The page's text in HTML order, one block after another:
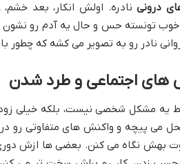
درونینادره. اولش انکار، بعد
تونسته حس و حال یه آدم رو نشون
نادر رو به تصویر می کشه که چطور
یه مشکل شخصی نیست، بلکه خیلی
محل می پیچه و واکنش های متفاوتی رو
بهش نگاه می کنن. بعضی ها ازش